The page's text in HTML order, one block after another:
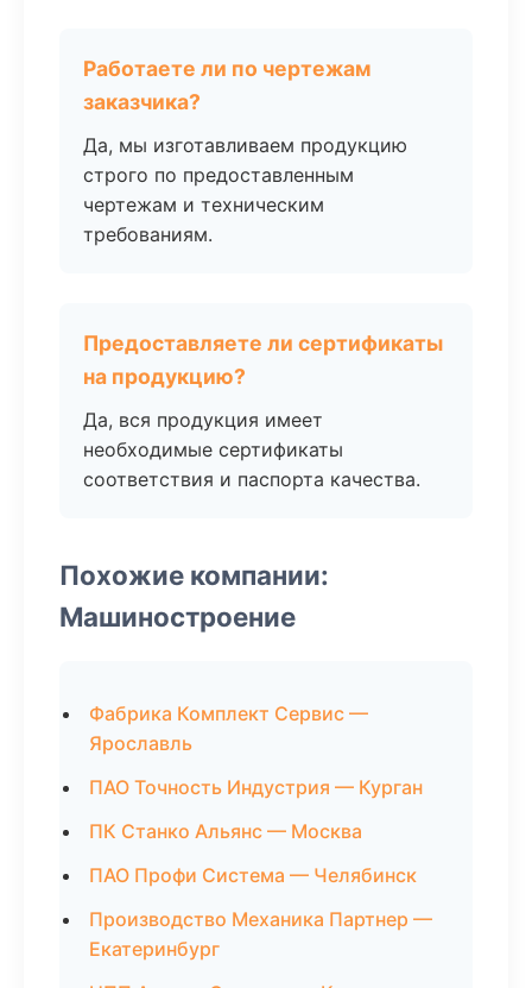
Работаете ли по чертежам
заказчика?
Да, мы изготавливаем продукцию
строго по предоставленным
чертежам и техническим
требованиям.
Предоставляете ли сертификаты
на продукцию?
Да, вся продукция имеет
необходимые сертификаты
соответствия и паспорта качества.
Похожие компании:
Машиностроение
Фабрика Комплект Сервис —
Ярославль
ПАО Точность Индустрия — Курган
ПК Станко Альянс — Москва
ПАО Профи Система — Челябинск
Производство Механика Партнер —
Екатеринбург